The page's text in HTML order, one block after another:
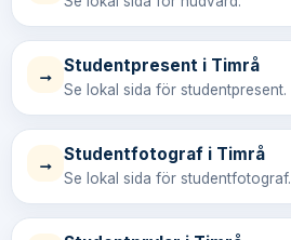
→ Studentpresent i Timrå
Se lokal sida för studentpresent.
→ Studentfotograf i Timrå
Se lokal sida för studentfotograf.